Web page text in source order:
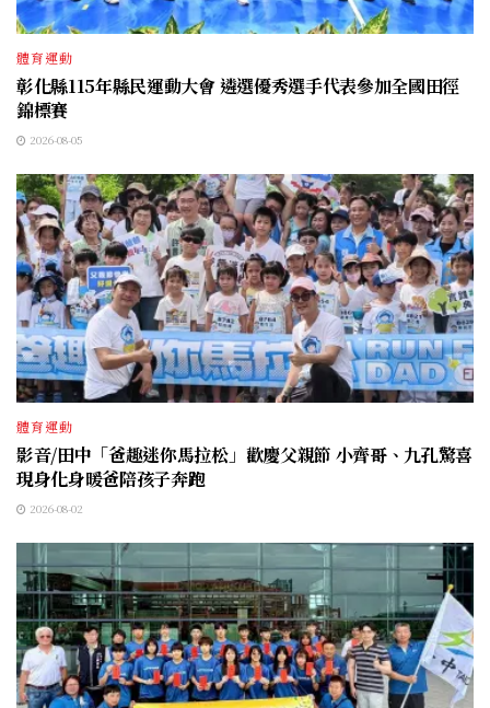
體育運動
彰化縣115年縣民運動大會 遴選優秀選手代表參加全國田徑
錦標賽
2026-08-05
體育運動
影音/田中「爸趣迷你馬拉松」歡慶父親節 小齊哥、九孔驚喜
現身化身暖爸陪孩子奔跑
2026-08-02